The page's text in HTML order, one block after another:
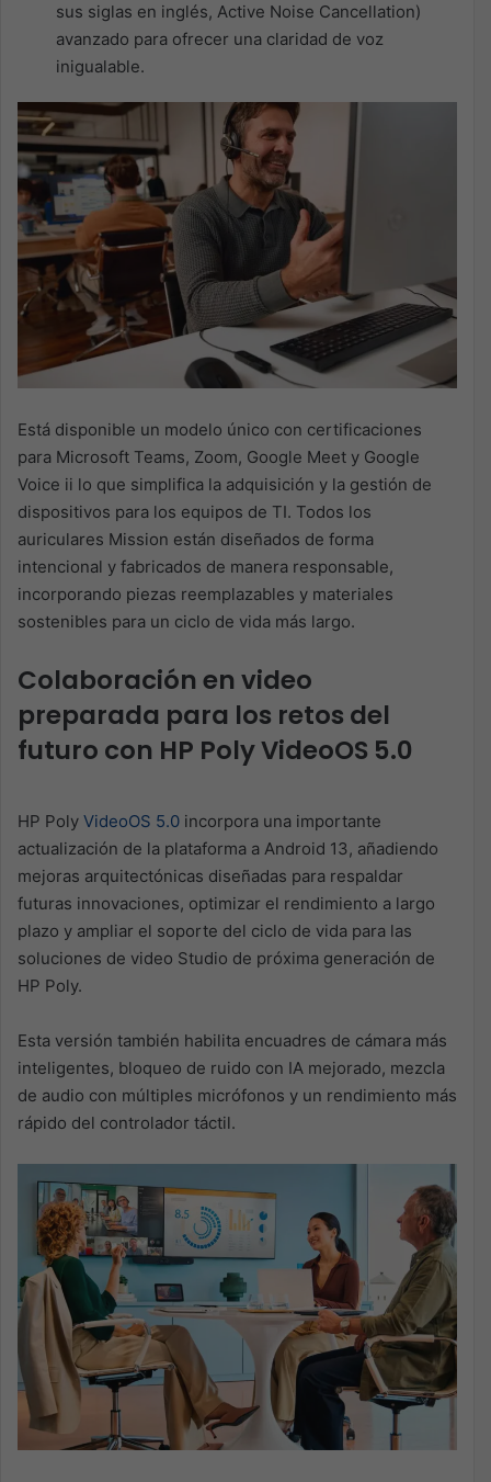
sus siglas en inglés, Active Noise Cancellation)
avanzado para ofrecer una claridad de voz
inigualable.
Está disponible un modelo único con certificaciones
para Microsoft Teams, Zoom, Google Meet y Google
Voice ii lo que simplifica la adquisición y la gestión de
dispositivos para los equipos de TI. Todos los
auriculares Mission están diseñados de forma
intencional y fabricados de manera responsable,
incorporando piezas reemplazables y materiales
sostenibles para un ciclo de vida más largo.
Colaboración en video
preparada para los retos del
futuro con HP Poly VideoOS 5.0
HP Poly VideoOS 5.0 incorpora una importante
actualización de la plataforma a Android 13, añadiendo
mejoras arquitectónicas diseñadas para respaldar
futuras innovaciones, optimizar el rendimiento a largo
plazo y ampliar el soporte del ciclo de vida para las
soluciones de video Studio de próxima generación de
HP Poly.
Esta versión también habilita encuadres de cámara más
inteligentes, bloqueo de ruido con IA mejorado, mezcla
de audio con múltiples micrófonos y un rendimiento más
rápido del controlador táctil.